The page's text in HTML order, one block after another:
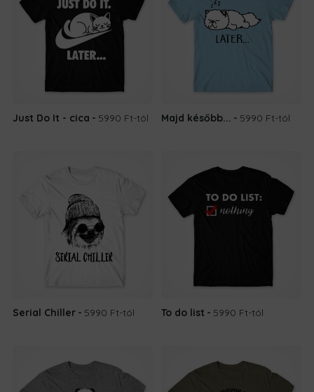
Just Do It - cica 5990 Ft-tól Majd később... 5990 Ft-tól
Serial Chiller 5990 Ft-tól To do list 5990 Ft-tól